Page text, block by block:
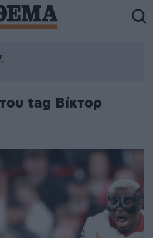
tag Βίκτορ